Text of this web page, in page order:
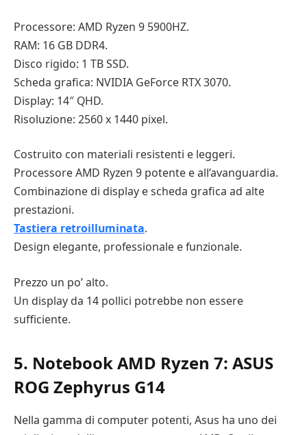
Processore: AMD Ryzen 9 5900HZ.
RAM: 16 GB DDR4.
Disco rigido: 1 TB SSD.
Scheda grafica: NVIDIA GeForce RTX 3070.
Display: 14″ QHD.
Risoluzione: 2560 x 1440 pixel.
Costruito con materiali resistenti e leggeri.
Processore AMD Ryzen 9 potente e all’avanguardia.
Combinazione di display e scheda grafica ad alte
prestazioni.
Tastiera retroilluminata.
Design elegante, professionale e funzionale.
Prezzo un po’ alto.
Un display da 14 pollici potrebbe non essere
sufficiente.
5. Notebook AMD Ryzen 7: ASUS
ROG Zephyrus G14
Nella gamma di computer potenti, Asus ha uno dei